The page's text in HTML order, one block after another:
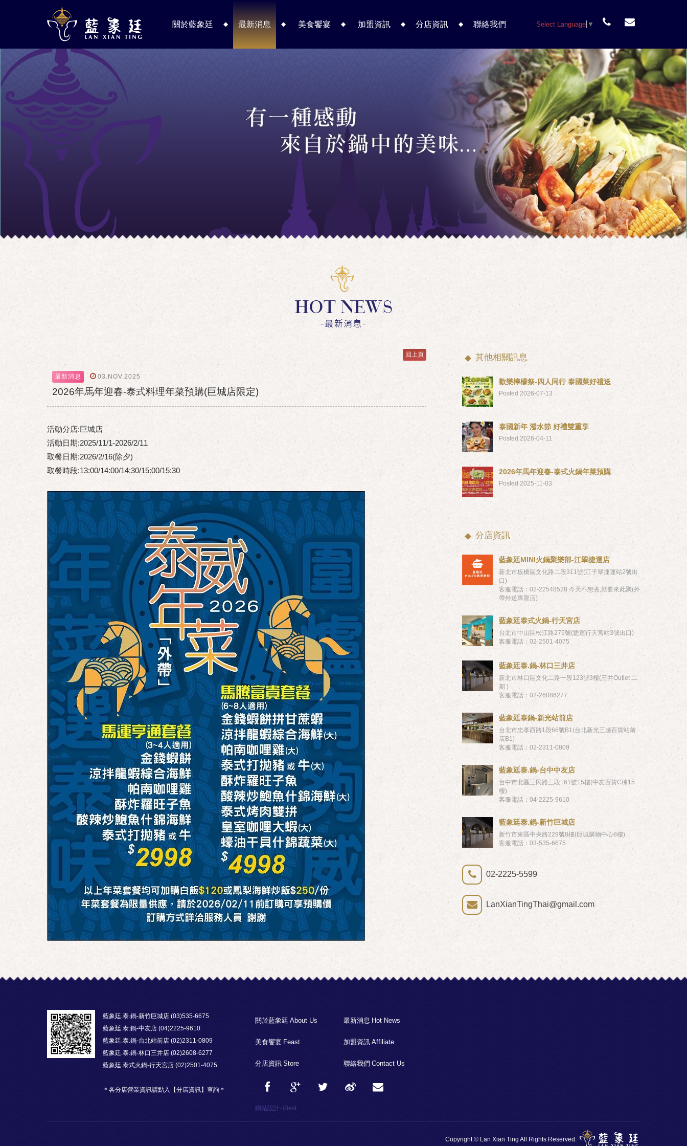
關於藍象廷 最新消息 美食饗宴 加盟資訊 分店資訊 聯絡我們 Select Language ▼
回上頁
最新消息 03.NOV.2025
2026年馬年迎春-泰式料理年菜預購(巨城店限定)
活動分店:巨城店
活動日期:2025/11/1-2026/2/11
取餐日期:2026/2/16(除夕)
取餐時段:13:00/14:00/14:30/15:00/15:30
其他相關訊息
歡樂檸檬祭-四人同行 泰國菜好禮送
Posted 2026-07-13
泰國新年 潑水節 好禮雙重享
Posted 2026-04-11
2026年馬年迎春-泰式火鍋年菜預購
Posted 2025-11-03
分店資訊
藍象廷MINI火鍋聚樂部-江翠捷運店
新北市板橋區文化路二段311號(江子翠捷運站2號出
口)
客服電話：02-22548528 今天不想煮,就要來此聚(外
帶外送專賣店)
藍象廷泰式火鍋-行天宮店
台北市中山區松江路275號(捷運行天宮站3號出口)
客服電話：02-2501-4075
藍象廷泰.鍋-林口三井店
新北市林口區文化二路一段123號3樓(三井Outlet 二
期 )
客服電話：02-26086277
藍象廷泰鍋-新光站前店
台北市忠孝西路1段66號B1(台北新光三越百貨站前
店B1)
客服電話：02-2311-0809
藍象廷泰.鍋-台中中友店
台中市北區三民路三段161號15樓(中友百貨C棟15
樓)
客服電話：04-2225-9610
藍象廷泰.鍋-新竹巨城店
新竹市東區中央路229號8樓(巨城購物中心8樓)
客服電話：03-535-6675
02-2225-5599
LanXianTingThai@gmail.com
藍象廷.泰.鍋-新竹巨城店 (03)535-6675
藍象廷.泰.鍋-中友店 (04)2225-9610
藍象廷.泰.鍋-台北站前店 (02)2311-0809
藍象廷.泰.鍋-林口三井店 (02)2608-6277
藍象廷.泰式火鍋-行天宮店 (02)2501-4075
＊各分店營業資訊請點入【分店資訊】查詢＊
關於藍象廷 About Us 最新消息 Hot News
美食饗宴 Feast 加盟資訊 Affiliate
分店資訊 Store 聯絡我們 Contact Us
網站設計‧ iBest
Copyright © Lan Xian Ting All Rights Reserved.